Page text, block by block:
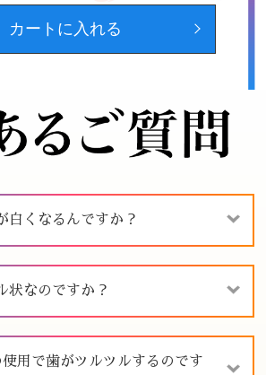
カートに入れる
白くなるんですか？
状なのですか？
用で歯がツルツルするのです